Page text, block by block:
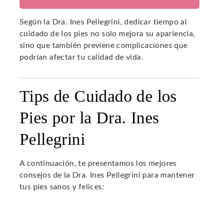
Según la Dra. Ines Pellegrini, dedicar tiempo al
cuidado de los pies no solo mejora su apariencia,
sino que también previene complicaciones que
podrían afectar tu calidad de vida.
Tips de Cuidado de los
Pies por la Dra. Ines
Pellegrini
A continuación, te presentamos los mejores
consejos de la Dra. Ines Pellegrini para mantener
tus pies sanos y felices: